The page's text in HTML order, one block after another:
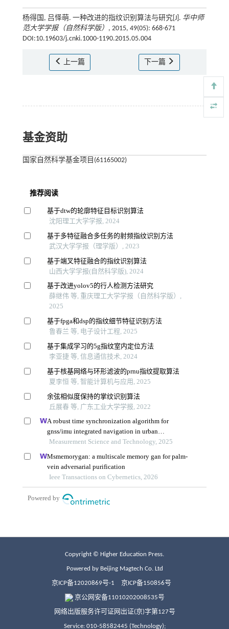
杨得国, 吕怿萌. 一种改进的指纹识别算法与研究[J]. 华中师
范大学学报（自然科学版） , 2015, 49(05): 668-671
DOI:10.19603/j.cnki.1000-1190.2015.05.004
上一篇 下一篇
基金资助
国家自然科学基金项目(61165002)
Copyright © Higher Education Press.
Powered by Beijing Magtech Co. Ltd
京ICP备12020869号-1 京ICP备150856号
京公网安备11010202008535号
网络出版服务许可证网出证(京)字第127号
Service: 010-58582445 (Technology);